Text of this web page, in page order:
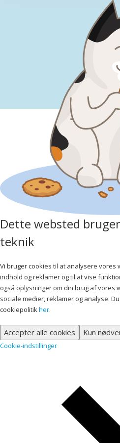
Dette websted
teknik
Vi bruger cookies til at analysere vores
indhold og reklamer og til at vise
også oplysninger om din brug af vores
sociale medier, reklamer og analyse.
cookiepolitikher.
Accepter alle cookies Kun
Cookie-indstillinger